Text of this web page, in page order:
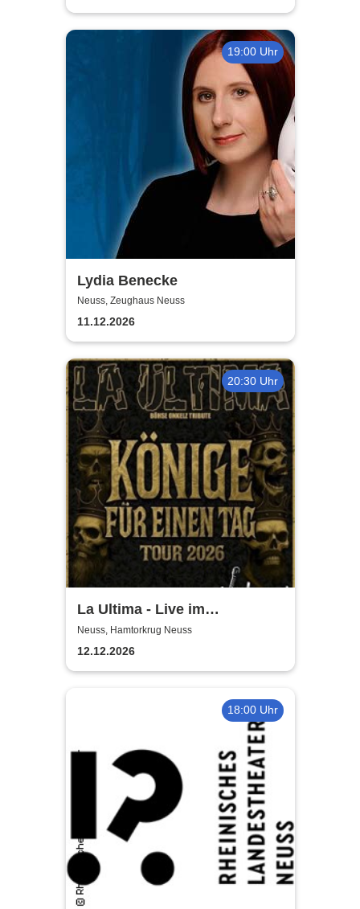
19:00 Uhr
Lydia Benecke
Neuss, Zeughaus Neuss
11.12.2026
20:30 Uhr
La Ultima - Live im
Hamtorkrug! | Könige für
einen Tag
Neuss, Hamtorkrug Neuss
12.12.2026
18:00 Uhr